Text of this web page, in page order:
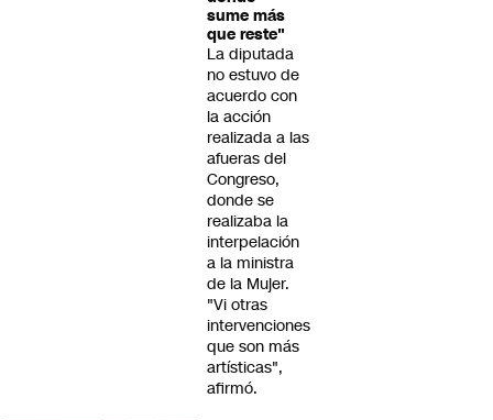
sume más
que reste"
La diputada
no estuvo de
acuerdo con
la acción
realizada a las
afueras del
Congreso,
donde se
realizaba la
interpelación
a la ministra
de la Mujer.
"Vi otras
intervenciones
que son más
artísticas",
afirmó.